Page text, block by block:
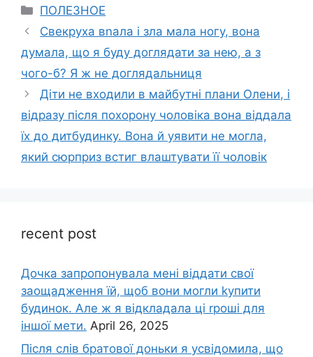
Categories
ПОЛЕЗНОЕ
Свекруха вnала і зла мала ногу, вона
думала, що я буду доглядати за нею, а з
чого-б? Я ж не доглядальниця
Діти не входили в майбутні плани Олени, і
відразу після похорону чоловіка вона віддала
їх до дитбудинку. Вона й уявити не могла,
який сюрприз встиг влаштувати її чоловік
recent post
Дочка запpопонувала мені віддати свої
заощадження їй, щоб вони могли kупити
будинок. Але ж я відкладала ці rроші для
іншої мети. April 26, 2025
Після слів братової доньки я усвідомила, що